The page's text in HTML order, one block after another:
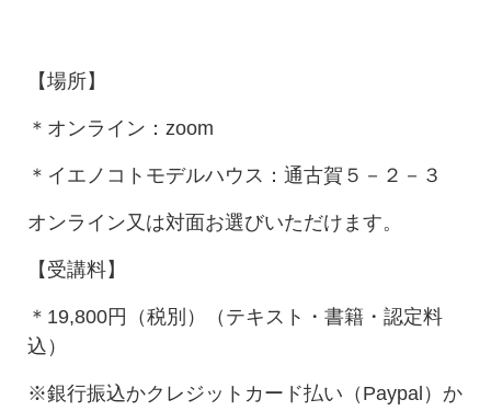
【場所】
＊オンライン：zoom
＊イエノコトモデルハウス：通古賀５－２－３
オンライン又は対面お選びいただけます。
【受講料】
＊19,800円（税別）（テキスト・書籍・認定料
込）
※銀行振込かクレジットカード払い（Paypal）か